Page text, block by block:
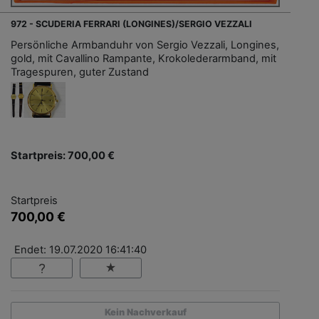
972 - SCUDERIA FERRARI (LONGINES)/SERGIO VEZZALI
Persönliche Armbanduhr von Sergio Vezzali, Longines,
gold, mit Cavallino Rampante, Krokolederarmband, mit
Tragespuren, guter Zustand
Startpreis: 700,00 €
Startpreis
700,00 €
Endet: 19.07.2020 16:41:40
Kein Nachverkauf